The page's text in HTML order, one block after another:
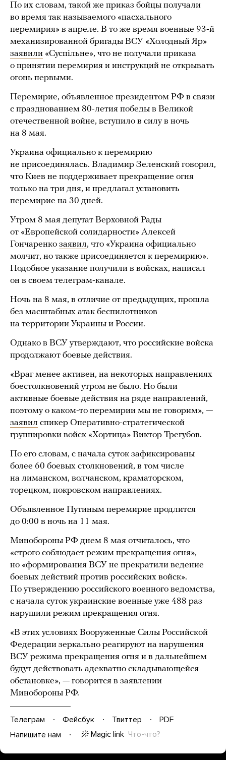
По их словам, такой же приказ бойцы получали
во время так называемого «пасхального
перемирия» в апреле. В то же время военные 93-й
механизированной бригады ВСУ «Холодный Яр»
заявили «Суспільне», что не получали приказа
о принятии перемирия и инструкций не открывать
огонь первыми.
Перемирие, объявленное президентом РФ в связи
с празднованием 80-летия победы в Великой
отечественной войне, вступило в силу в ночь
на 8 мая.
Украина официально к перемирию
не присоединялась. Владимир Зеленский говорил,
что Киев не поддерживает прекращение огня
только на три дня, и предлагал установить
перемирие на 30 дней.
Утром 8 мая депутат Верховной Рады
от «Европейской солидарности» Алексей
Гончаренко заявил, что «Украина официально
молчит, но также присоединяется к перемирию».
Подобное указание получили в войсках, написал
он в своем телеграм-канале.
Ночь на 8 мая, в отличие от предыдущих, прошла
без масштабных атак беспилотников
на территории Украины и России.
Однако в ВСУ утверждают, что российские войска
продолжают боевые действия.
«Враг менее активен, на некоторых направлениях
боестолкновений утром не было. Но были
активные боевые действия на ряде направлений,
поэтому о каком-то перемирии мы не говорим», —
заявил спикер Оперативно-стратегической
группировки войск «Хортица» Виктор Трегубов.
По его словам, с начала суток зафиксированы
более 60 боевых столкновений, в том числе
на лиманском, волчанском, краматорском,
торецком, покровском направлениях.
Объявленное Путиным перемирие продлится
до 0:00 в ночь на 11 мая.
Минобороны РФ днем 8 мая отчиталось, что
«строго соблюдает режим прекращения огня»,
но «формирования ВСУ не прекратили ведение
боевых действий против российских войск».
По утверждению российского военного ведомства,
с начала суток украинские военные уже 488 раз
нарушили режим прекращения огня.
«В этих условиях Вооруженные Силы Российской
Федерации зеркально реагируют на нарушения
ВСУ режима прекращения огня и в дальнейшем
будут действовать адекватно складывающейся
обстановке», — говорится в заявлении
Минобороны РФ.
Телеграм Фейсбук Твиттер
PDF
Напишите нам
Magic link Что-что?